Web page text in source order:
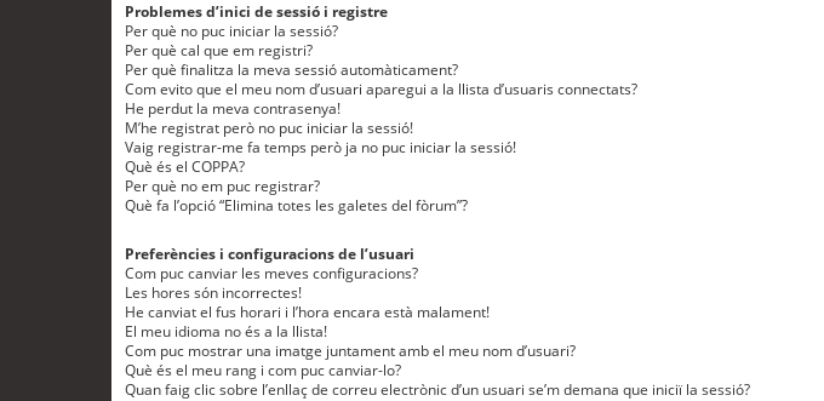
Problemes d’inici de sessió i registre
Per què no puc iniciar la sessió?
Per què cal que em registri?
Per què finalitza la meva sessió automàticament?
Com evito que el meu nom d’usuari aparegui a la llista d’usuaris connectats?
He perdut la meva contrasenya!
M’he registrat però no puc iniciar la sessió!
Vaig registrar-me fa temps però ja no puc iniciar la sessió!
Què és el COPPA?
Per què no em puc registrar?
Què fa l’opció “Elimina totes les galetes del fòrum”?
Preferències i configuracions de l’usuari
Com puc canviar les meves configuracions?
Les hores són incorrectes!
He canviat el fus horari i l’hora encara està malament!
El meu idioma no és a la llista!
Com puc mostrar una imatge juntament amb el meu nom d’usuari?
Què és el meu rang i com puc canviar-lo?
Quan faig clic sobre l’enllaç de correu electrònic d’un usuari se’m demana que iniciï la sessió?